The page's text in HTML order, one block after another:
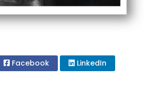
Facebook LinkedIn